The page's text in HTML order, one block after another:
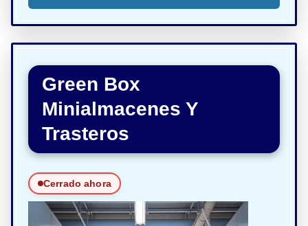
Green Box
Minialmacenes Y
Trasteros
Cerrado ahora